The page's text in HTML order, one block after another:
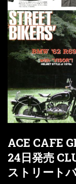
ACE CAFE
24日発売
ストリート